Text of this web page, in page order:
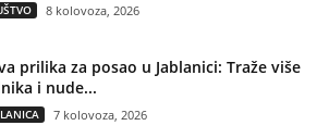
8 kolovoza, 2026
prilika za posao u Jablanici: Traže više
i nude...
7 kolovoza, 2026